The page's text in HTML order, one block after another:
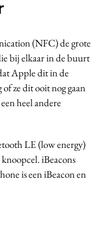
(NFC) de grote
bij elkaar in de buurt
Apple dit in de
of ze dit ooit nog gaan
heel andere
LE (low energy)
iBeacons
is een iBeacon en